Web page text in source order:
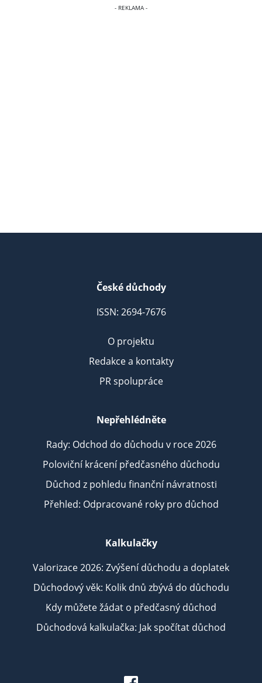
České důchody
ISSN: 2694-7676
O projektu
Redakce a kontakty
PR spolupráce
Nepřehlédněte
Rady: Odchod do důchodu v roce 2026
Poloviční krácení předčasného důchodu
Důchod z pohledu finanční návratnosti
Přehled: Odpracované roky pro důchod
Kalkulačky
Valorizace 2026: Zvýšení důchodu a doplatek
Důchodový věk: Kolik dnů zbývá do důchodu
Kdy můžete žádat o předčasný důchod
Důchodová kalkulačka: Jak spočítat důchod